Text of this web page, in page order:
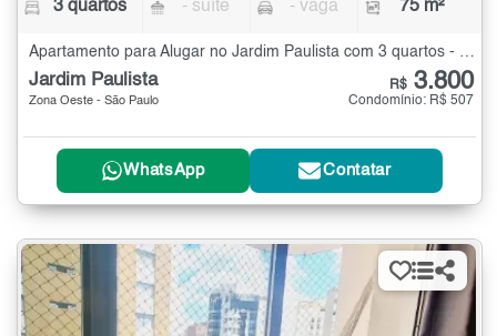
3 quartos - suíte - vaga 75 m²
Apartamento para Alugar no Jardim Paulista com 3 quartos - 75 m²
Jardim Paulista
Zona Oeste - São Paulo
R$ 3.800
Condomínio: R$ 507
WhatsApp Contatar